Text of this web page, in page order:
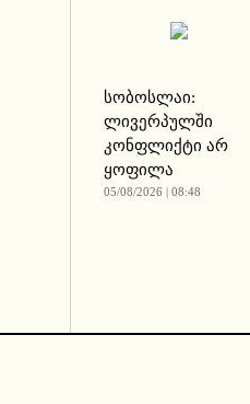
სობოსლაი:
ლივერპულში
კონფლიქტი არ
ყოფილა
05/08/2026 | 08:48